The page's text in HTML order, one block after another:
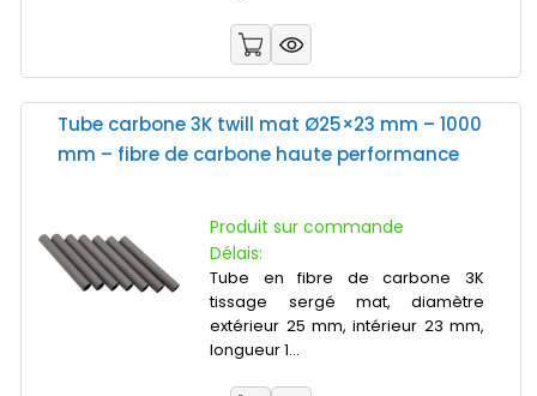
Tube carbone 3K twill mat Ø25×23 mm – 1000
mm – fibre de carbone haute performance
Produit sur commande
Délais:
Tube en fibre de carbone 3K
tissage sergé mat, diamètre
extérieur 25 mm, intérieur 23 mm,
longueur 1...